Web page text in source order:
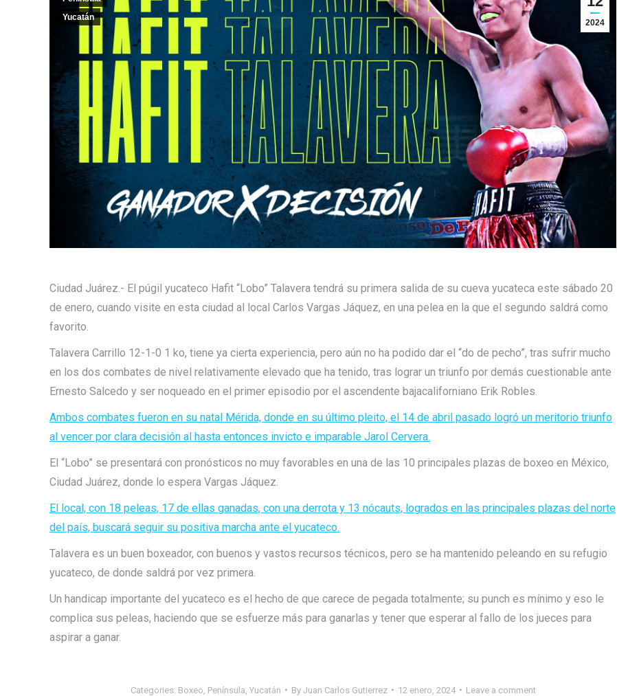
2024
Yucatán
Ciudad Juárez.- El púgil yucateco Hafit “Lobo” Talavera tendrá su primera salida de su cueva yucateca este sábado 20
de enero, cuando visite en esta ciudad al local Carlos Vargas Jáquez, en una pelea en la que el segundo saldrá como
favorito.
Talavera Carrillo 12-1-0 1 ko, tiene ya cierta experiencia, pero aún no ha podido dar el “do de pecho”, tras sufrir mucho
en los dos combates de nivel relativamente elevado que ha tenido, tras lograr un triunfo por demás cuestionable ante
Ernesto Salcedo y ser noqueado en el primer episodio por el ascendente bajacaliforniano Erik Robles.
Ambos combates fueron en su natal Mérida, donde en su último pleito, el 14 de abril pasado logró un meritorio triunfo
al vencer por clara decisión al hasta entonces invicto e imparable Jarol Cervera.
El “Lobo” se presentará con pronósticos no muy favorables en una de las 10 principales plazas de boxeo en México,
Ciudad Juárez, donde lo espera Vargas Jáquez.
El local, con 18 peleas, 17 de ellas ganadas, con una derrota y 13 nócauts, logrados en las principales plazas del norte
del país, buscará seguir su positiva marcha ante el yucateco.
Talavera es un buen boxeador, con buenos y vastos recursos técnicos, pero se ha mantenido peleando en su refugio
yucateco, de donde saldrá por vez primera.
Un handicap importante del yucateco es el hecho de que carece de pegada totalmente; su punch es mínimo y eso le
complica sus peleas, haciendo que se esfuerze más para ganarlas y tener que esperar al fallo de los jueces para
aspirar a ganar.
Categories: Boxeo Península Yucatán By Juan Carlos Gutierrez 12 enero, 2024 Leave a comment